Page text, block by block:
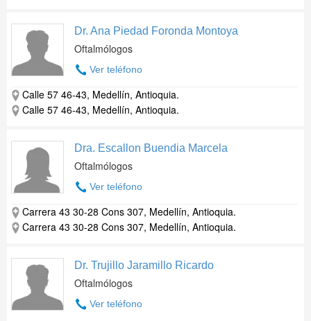
Dr. Ana Piedad Foronda Montoya
Oftalmólogos
Ver teléfono
Calle 57 46-43, Medellín, Antioquia.
Calle 57 46-43, Medellín, Antioquia.
Dra. Escallon Buendia Marcela
Oftalmólogos
Ver teléfono
Carrera 43 30-28 Cons 307, Medellín, Antioquia.
Carrera 43 30-28 Cons 307, Medellín, Antioquia.
Dr. Trujillo Jaramillo Ricardo
Oftalmólogos
Ver teléfono